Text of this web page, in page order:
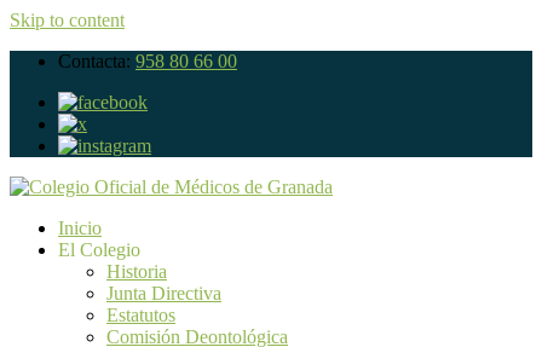
Skip to content
Contacta: 958 80 66 00
Inicio
El Colegio
Historia
Junta Directiva
Estatutos
Comisión Deontológica